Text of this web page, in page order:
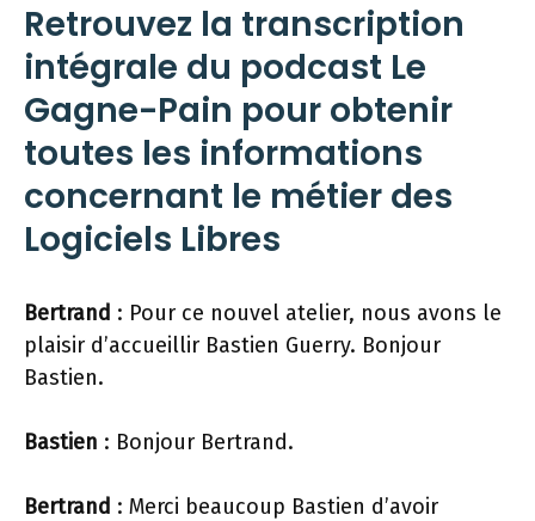
Retrouvez la transcription
intégrale du podcast Le
Gagne-Pain pour obtenir
toutes les informations
concernant le métier des
Logiciels Libres
Bertrand : Pour ce nouvel atelier, nous avons le
plaisir d’accueillir Bastien Guerry. Bonjour
Bastien.
Bastien : Bonjour Bertrand.
Bertrand : Merci beaucoup Bastien d’avoir